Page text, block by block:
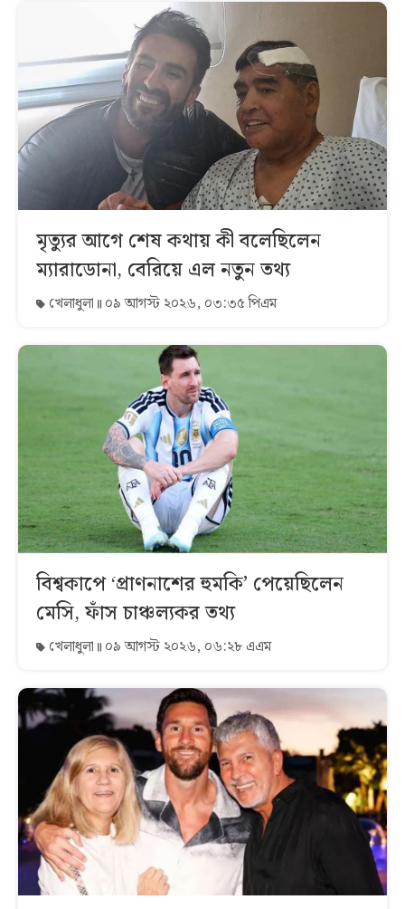
মৃত্যুর আগে শেষ কথায় কী বলেছিলেন
ম্যারাডোনা, বেরিয়ে এল নতুন তথ্য
খেলাধুলা ০৯ আগস্ট ২০২৬, ০৩:৩৫ পিএম
বিশ্বকাপে ‘প্রাণনাশের হুমকি’ পেয়েছিলেন
মেসি, ফাঁস চাঞ্চল্যকর তথ্য
খেলাধুলা ০৯ আগস্ট ২০২৬, ০৬:২৮ এএম